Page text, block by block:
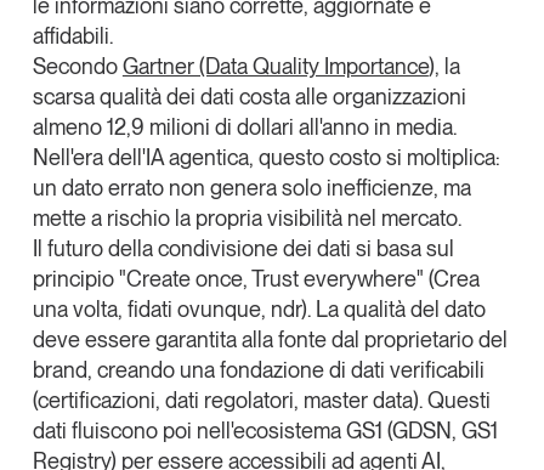
affidabili.
SecondoGartner (Data Quality Importance), la
scarsa qualità dei dati costa alle organizzazioni
almeno 12,9 milioni di dollari all'anno in media.
Nell'era dell'IA agentica, questo costo si moltiplica:
un dato errato non genera solo inefficienze, ma
mette a rischio la propria visibilità nel mercato.
Il futuro della condivisione dei dati si basa sul
principio "Create once, Trust everywhere" (Crea
una volta, fidati ovunque, ndr). La qualità del dato
deve essere garantita alla fonte dal proprietario del
brand, creando una fondazione di dati verificabili
(certificazioni, dati regolatori, master data). Questi
dati fluiscono poi nell'ecosistema GS1 (GDSN, GS1
Registry) per essere accessibili ad agenti AI,